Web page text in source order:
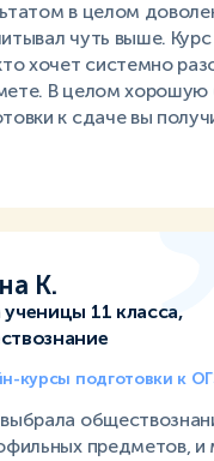
в целом
чуть выше.
хочет системно
В целом хорошую
к сдаче вы
К.
11 класса,
курсы подготовки к
предметов, и